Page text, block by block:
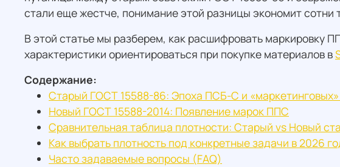
стали еще жестче, понимание этой разницы экономит
В этой статье мы разберем, как расшифровать маркировку
характеристики ориентироваться при покупке материалов в
Содержание:
Старый ГОСТ 15588-86: Эпоха ПСБ-С и «маркетинговых»
Новый ГОСТ 15588-2014: Появление марок ППС
Сравнительная таблица плотности: Старый vs Новый
Как выбрать плотность под конкретные задачи в 2026
Часто задаваемые вопросы (FAQ)